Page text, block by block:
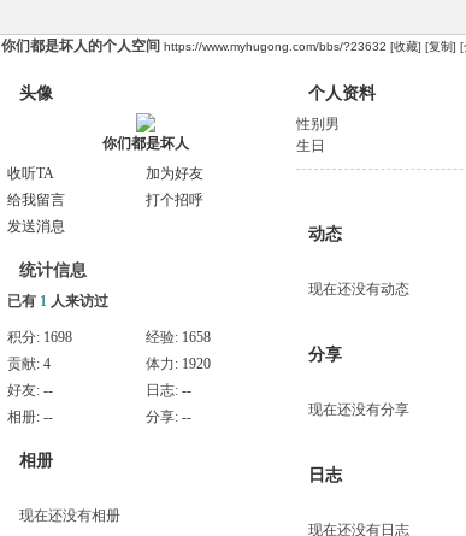
你们都是坏人的个人空间 https://www.myhugong.com/bbs/?23632 [收藏] [复制] [
头像
你们都是坏人
收听TA
加为好友
给我留言
打个招呼
发送消息
统计信息
已有 1 人来访过
积分: 1698 经验: 1658
贡献: 4 体力: 1920
好友: -- 日志: --
相册: -- 分享: --
相册
现在还没有相册
个人资料
性别 男
生日
动态
现在还没有动态
分享
现在还没有分享
日志
现在还没有日志